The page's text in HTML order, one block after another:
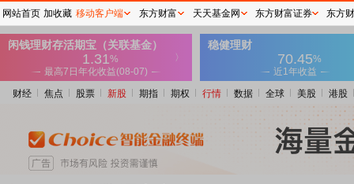
财经 焦点 股票 新股 期指 期权 行情 数据 全球 美股 港股
网站首页 加收藏 移动客户端 东方财富 天天基金网 东方财富证券 东方